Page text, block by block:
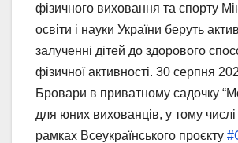
фізичного виховання та спорту
освіти і науки України беруть
залученні дітей до здорового
фізичної активності. 30 серпня
Бровари в приватному садочку
для юних вихованців, у тому
рамках Всеукраїнського проєкту